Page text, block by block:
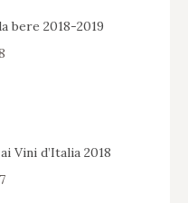
bere 2018-2019
Vini d’Italia 2018